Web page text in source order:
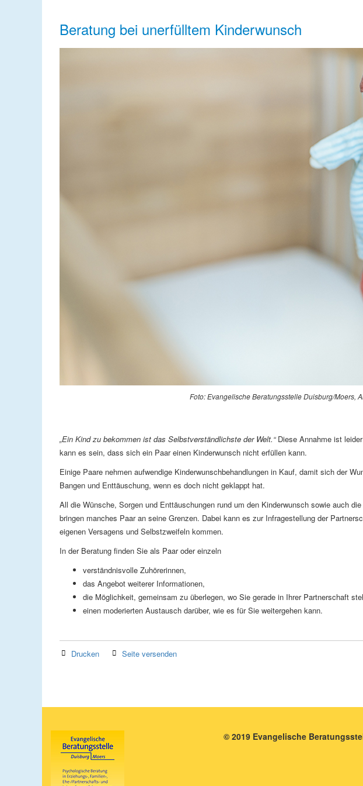
Beratung bei unerfülltem Kinderwunsch
Foto: Evangelische Beratungsstelle Duisburg/Moers,
„Ein Kind zu bekommen ist das Selbstverständlichste der Welt.“Diese Annahme ist
kann es sein, dass sich ein Paar einen Kinderwunsch nicht erfüllen kann.
Einige Paare nehmen aufwendige Kinderwunschbehandlungen in Kauf, damit sich der
Bangen und Enttäuschung, wenn es doch nicht geklappt hat.
All die Wünsche, Sorgen und Enttäuschungen rund um den Kinderwunsch sowie auch
bringen manches Paar an seine Grenzen. Dabei kann es zur Infragestellung der
eigenen Versagens und Selbstzweifeln kommen.
In der Beratung finden Sie als Paar oder einzeln
verständnisvolle Zuhörerinnen,
das Angebot weiterer Informationen,
die Möglichkeit, gemeinsam zu überlegen, wo Sie gerade in Ihrer Partnerschaft
einen moderierten Austausch darüber, wie es für Sie weitergehen kann.
Drucken Seite versenden
© 2019 Evangelische